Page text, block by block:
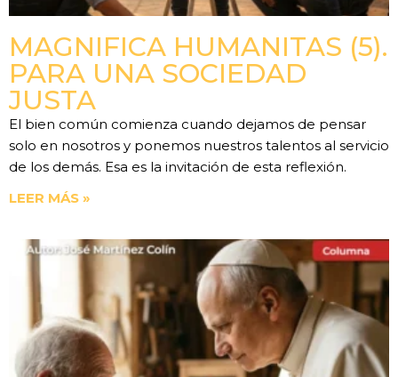
MAGNIFICA HUMANITAS (5).
PARA UNA SOCIEDAD
JUSTA
El bien común comienza cuando dejamos de pensar
solo en nosotros y ponemos nuestros talentos al servicio
de los demás. Esa es la invitación de esta reflexión.
LEER MÁS »